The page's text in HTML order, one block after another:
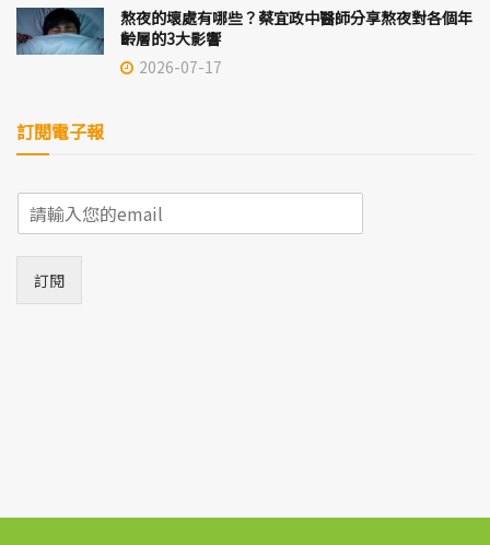
熬夜的壞處有哪些？蔡宜政中醫師分享熬夜對各個年
齡層的3大影響
2026-07-17
訂閱電子報
E
m
*
訂閱